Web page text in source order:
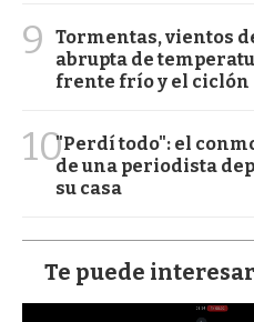
9
Tormentas, vientos
abrupta de
frente frío y el ciclón
10"Perdí todo": el
de una periodista
su casa
Te puede interesar